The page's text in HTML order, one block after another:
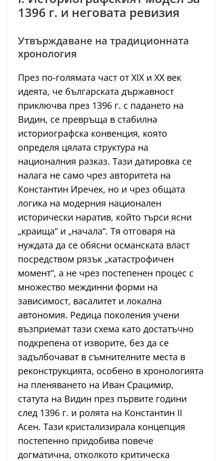
1396 г. и неговата ревизия
Утвърждаване на традиционната
хронология
През по-голямата част от XIX и XX век
идеята, че българската държавност
приключва през 1396 г. с падането на
Видин, се превръща в стабилна
историографска конвенция, която
определя цялата структура на
националния разказ. Тази датировка се
налага не само чрез авторитета на
Константин Иречек, но и чрез общата
логика на модерния национален
исторически наратив, който търси ясни
„краища“ и „начала“. Тя отговаря на
нуждата да се обясни османската власт
посредством рязък „катастрофичен
момент“, а не чрез постепенен процес с
множество междинни форми на
зависимост, васалитет и локална
автономия. Редица поколения учени
възприемат тази схема като достатъчно
подкрепена от изворите, без да се
задълбочават в съмнителните места в
реконструкцията, особено в хронологията
на пленяването на Иван Срацимир,
статута на Видин през първите години
след 1396 г. и ролята на Константин II
Асен. Тази кристализирала концепция
постепенно придобива повече
догматична, отколкото критическа